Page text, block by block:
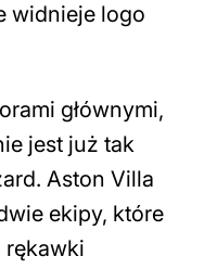
widnieje logo
głównymi,
jest już tak
Aston Villa
ekipy, które
rękawki